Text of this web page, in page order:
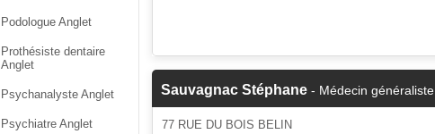
Podologue Anglet
Prothésiste dentaire
Anglet
Psychanalyste Anglet
Psychiatre Anglet
Sauvagnac Stéphane - Médecin généraliste
77 RUE DU BOIS BELIN